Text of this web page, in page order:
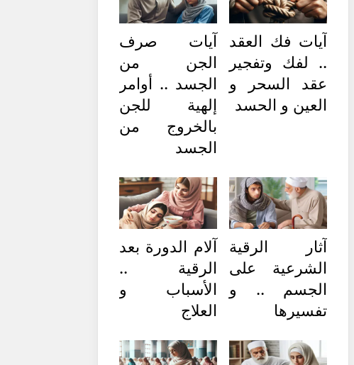
آيات فك العقد
.. لفك وتفجير
عقد السحر و
العين و الحسد
آيات صرف
الجن من
الجسد .. أوامر
إلهية للجن
بالخروج من
الجسد
آثار الرقية
الشرعية على
الجسم .. و
تفسيرها
آلام الدورة بعد
الرقية ..
الأسباب و
العلاج